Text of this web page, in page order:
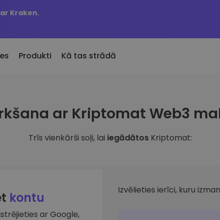
Kraken.
Pievienotie
Kriptomat pievienotie žetoni
būtu nopircis 100 €
Produkti
KriptoEarn
Nopelniet atlīdzību par savu
Seifs
Jūsu
Viedas
Kā tas strādā
ar Kriptomat Web3
Trīs vienkārši soļi, lai iegādātos Kriptomat:
kontu
ar Google,
Izvēlieties ierīci, kuru